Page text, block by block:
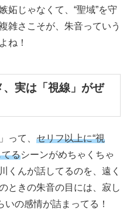
妬じゃなくて、 “聖域”を守
雑さこそが、朱音っていう
ね！
実は「視線」がぜ
って、 セリフ以上に“視
てるシーンがめちゃくちゃ
くんが話してるのを、遠く
ときの朱音の目には、 寂し
いの感情が詰まってる ！